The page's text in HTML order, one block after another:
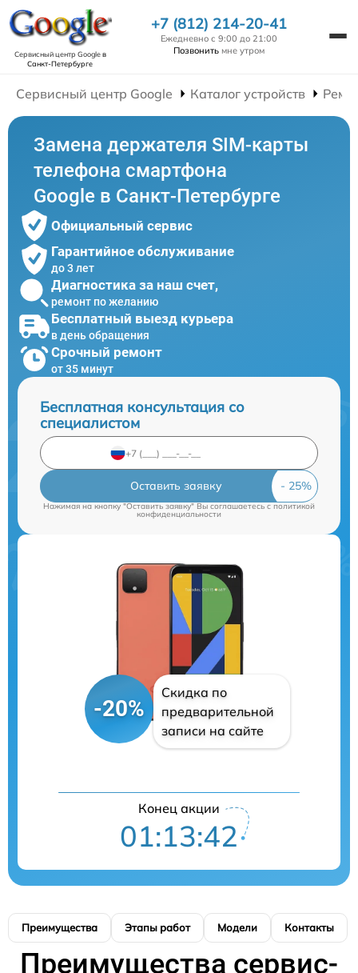
Сервисный центр Googleв
Санкт-Петербурге
+7 (812) 214-20-41
Ежедневно с 9:00 до 21:00
Позвонить мне утром
Сервисный центр Google Каталог устройств
Замена держателя SIM-карты
телефона смартфона
Google в Санкт-Петербурге
Официальный сервис
Гарантийное обслуживание
до 3 лет
Диагностика за наш счет,
ремонт по желанию
Бесплатный выезд курьера
в день обращения
Срочный ремонт
от 35 минут
Бесплатная консультация со
специалистом
Оставить заявку
Нажимая на кнопку "Оставить заявку" Вы соглашаетесь c политикой
конфиденциальности
-20%
Скидка по
предварительной
записи на сайте
Конец акции
01:13:42
Преимущества Этапы работ Модели Контакты
Преимущества сервис-